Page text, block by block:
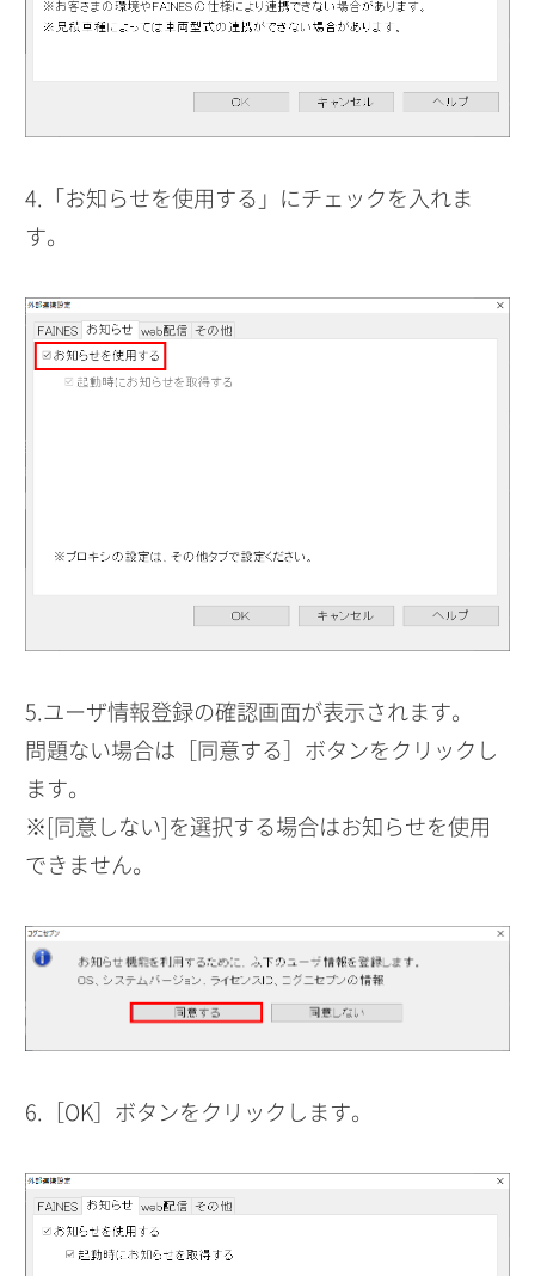
4.「お知らせを使用する」にチェックを入れま
す。
5.ユーザ情報登録の確認画面が表示されます。
問題ない場合は［同意する］ボタンをクリックし
ます。
※[同意しない]を選択する場合はお知らせを使用
できません。
6.［OK］ボタンをクリックします。